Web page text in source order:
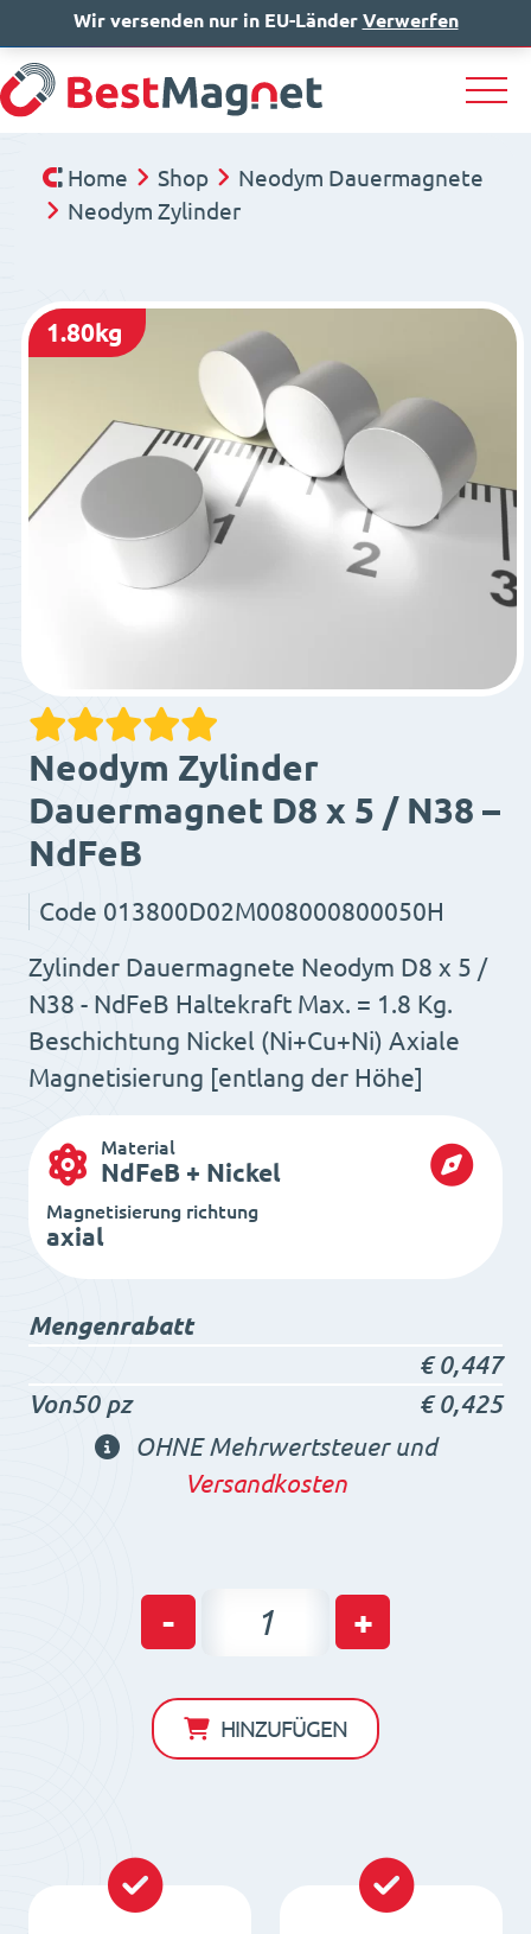
IT EN DE
Home Shop
Neodym Dauermagnete
Neodym Zylinder
1.80kg
Neodym Zylinder
Dauermagnet D8 x 5 / N38 –
NdFeB
Code 013800D02M008000800050H
Zylinder Dauermagnete Neodym D8 x 5 /
N38 - NdFeB Haltekraft Max. = 1.8 Kg.
Beschichtung Nickel (Ni+Cu+Ni) Axiale
Magnetisierung [entlang der Höhe]
Material
NdFeB + Nickel
Magnetisierung richtung
axial
Mengenrabatt
€0,447
Von50 pz
€0,425
OHNE Mehrwertsteuer und
Versandkosten
-
Neodym
Zylinder
D8
x
+
HINZUFÜGEN
Wir versenden nur in EU-Länder Verwerfen